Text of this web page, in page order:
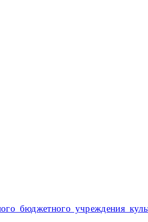
бюджетного учреждения